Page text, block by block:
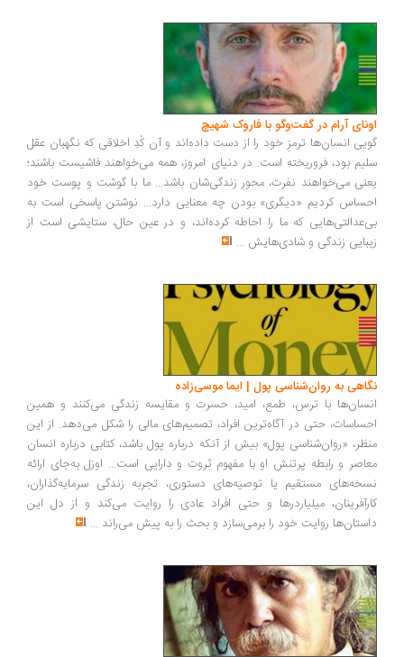
آرام در گفت‌وگو با فاروک شهیچ‭
انسان‌ها ترمزِ خود را از دست داده‌اند و آن کُدِ اخلاقی که نگهبان عقل
بود، فروریخته است. در دنیای امروز، همه می‌خواهند فاشیست باشند؛
می‌خواهند نفرت، محورِ زندگی‌شان باشد... ما با گوشت و پوست خود
کردیم «دیگری» بودن چه معنایی دارد... نوشتن پاسخی است به
که ما را احاطه کرده‌اند، و در عین حال، ستایشی است از
زندگی و شادی‌هایش...
به روان‌شناسی پول | ایما موسی‌زاده
با ترس، طمع، امید، حسرت و مقایسه زندگی می‌کنند و همین
حتی در آگاه‌ترین افراد، تصمیم‌های مالی را شکل می‌دهد. از این
«روان‌شناسی پول» بیش از آنکه درباره پول باشد، کتابی درباره انسان
و رابطه پرتنش او با مفهوم ثروت و دارایی است... اوزل به‌جای ارائه
مستقیم یا توصیه‌های دستوری، تجربه زندگی سرمایه‌گذاران،
میلیاردرها و حتی افراد عادی را روایت می‌کند و از دل این
روایت خود را برمی‌سازد و بحث را به پیش می‌راند...